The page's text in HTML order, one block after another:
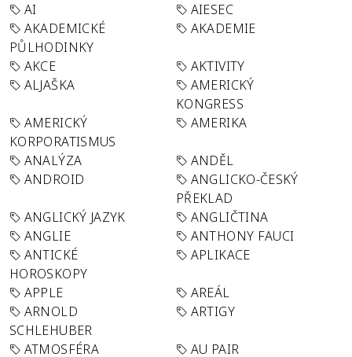
AI
AIESEC
AKADEMICKÉ
PŮLHODINKY
AKADEMIE
AKCE
AKTIVITY
ALJAŠKA
AMERICKÝ
KONGRESS
AMERICKÝ
KORPORATISMUS
AMERIKA
ANALÝZA
ANDĚL
ANDROID
ANGLICKO-ČESKÝ
PŘEKLAD
ANGLICKÝ JAZYK
ANGLIČTINA
ANGLIE
ANTHONY FAUCI
ANTICKÉ
HOROSKOPY
APLIKACE
APPLE
AREÁL
ARNOLD
SCHLEHUBER
ARTIGY
ATMOSFÉRA
AU PAIR